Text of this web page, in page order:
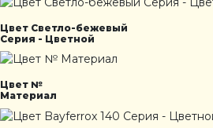
Цвет Светло-бежевый
Серия - Цветной
Цвет №
Материал